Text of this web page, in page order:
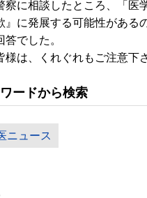
に相談したところ、「医
』に発展する可能性がある
でした。
は、くれぐれもご注意下さ
ードから検索
ニュース